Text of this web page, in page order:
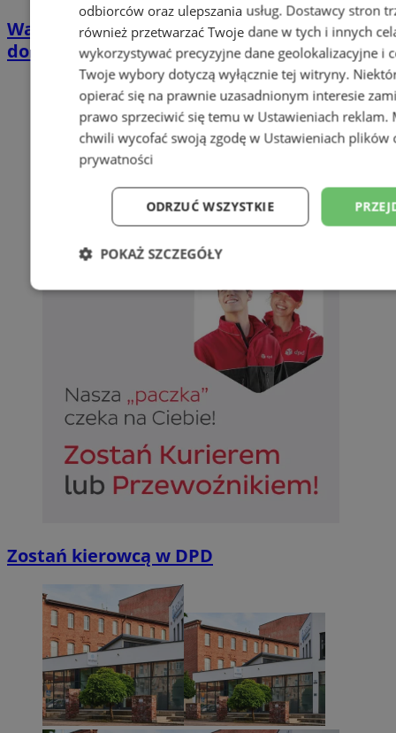
Wakacyjny wypoczynek nad Bałtykiem w
domkach Szmaragdowe Morze
Zostań kierowcą w DPD
odbiorców oraz ulepszania usług. Dostawcy stron
również przetwarzać Twoje dane w tych i innych
wykorzystywać precyzyjne dane geolokalizacyjne i
Twoje wybory dotyczą wyłącznie tej witryny.
opierać się na prawnie uzasadnionym interesie
prawo sprzeciwić się temu w Ustawieniach reklam.
chwili wycofać swoją zgodę w Ustawieniach plików
prywatności
ODRZUĆ WSZYSTKIE
POKAŻ SZCZEGÓŁY
Niezbędne Wydajność
Niesklasyfikowane
Niezbędne Wydajność Targetowanie
można prawidłowo korzystać ze strony internetowej.
SessID
sosnowiecki.pl
QeSessID sosnowiecki.pl
MvSessID sosnowiecki.pl